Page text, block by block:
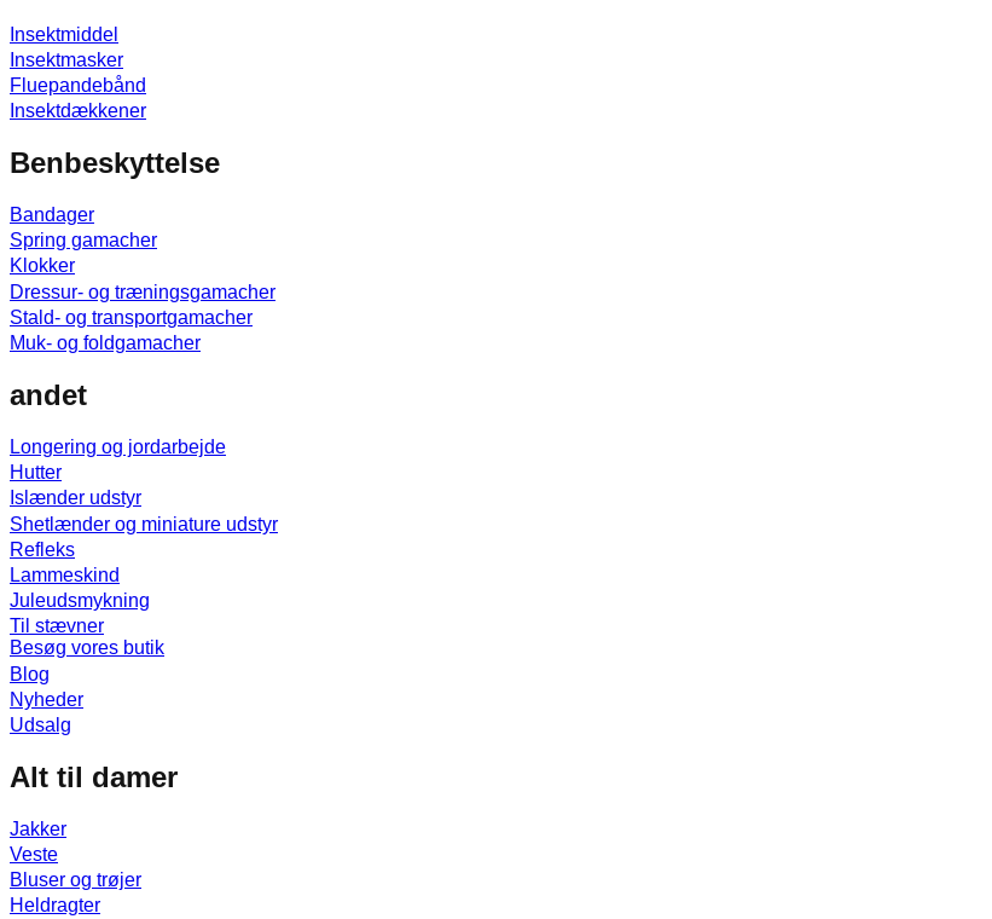
Insektmiddel
Insektmasker
Fluepandebånd
Insektdækkener
Benbeskyttelse
Bandager
Spring gamacher
Klokker
Dressur- og træningsgamacher
Stald- og transportgamacher
Muk- og foldgamacher
andet
Longering og jordarbejde
Hutter
Islænder udstyr
Shetlænder og miniature udstyr
Refleks
Lammeskind
Juleudsmykning
Til stævner
Besøg vores butik
Blog
Nyheder
Udsalg
Alt til damer
Jakker
Veste
Bluser og trøjer
Heldragter